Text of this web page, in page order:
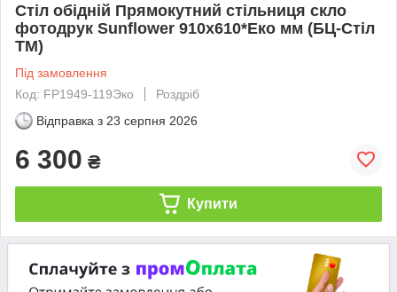
Стіл обідній Прямокутний стільниця скло
фотодрук Sunflower 910х610*Еко мм (БЦ-Стіл
ТМ)
Під замовлення
Код: FP1949-119Эко
Роздріб
Відправка з 23 серпня 2026
6 300 ₴
Купити